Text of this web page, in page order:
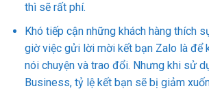
thì sẽ rất phí.
Khó tiếp cận những khách hàng thích
giờ việc gửi lời mời kết bạn Zalo là để
nói chuyện và trao đổi. Nhưng khi sử
Business, tỷ lệ kết bạn sẽ bị giảm